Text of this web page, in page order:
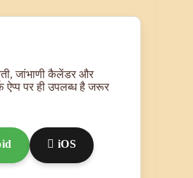
जांभाणी कैलेंडर और
ऐप्प पर ही उपलब्ध है जरूर
 iOS